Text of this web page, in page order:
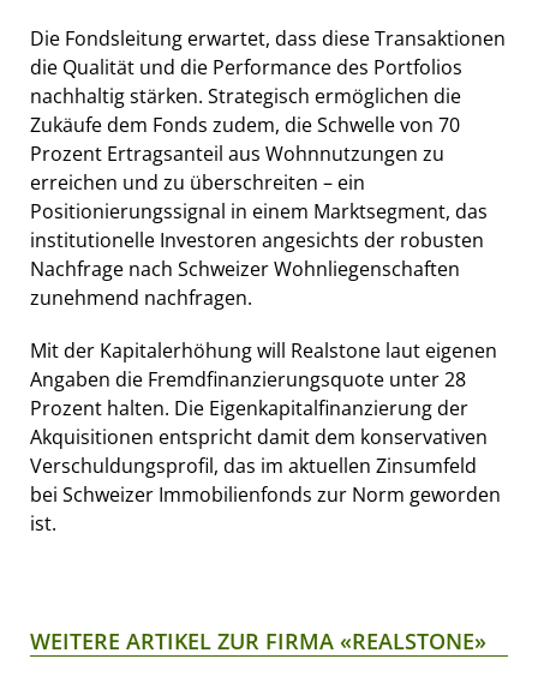
Die Fondsleitung erwartet, dass diese Transaktionen
die Qualität und die Performance des Portfolios
nachhaltig stärken. Strategisch ermöglichen die
Zukäufe dem Fonds zudem, die Schwelle von 70
Prozent Ertragsanteil aus Wohnnutzungen zu
erreichen und zu überschreiten – ein
Positionierungssignal in einem Marktsegment, das
institutionelle Investoren angesichts der robusten
Nachfrage nach Schweizer Wohnliegenschaften
zunehmend nachfragen.
Mit der Kapitalerhöhung will Realstone laut eigenen
Angaben die Fremdfinanzierungsquote unter 28
Prozent halten. Die Eigenkapitalfinanzierung der
Akquisitionen entspricht damit dem konservativen
Verschuldungsprofil, das im aktuellen Zinsumfeld
bei Schweizer Immobilienfonds zur Norm geworden
ist.
WEITERE ARTIKEL ZUR FIRMA «REALSTONE»